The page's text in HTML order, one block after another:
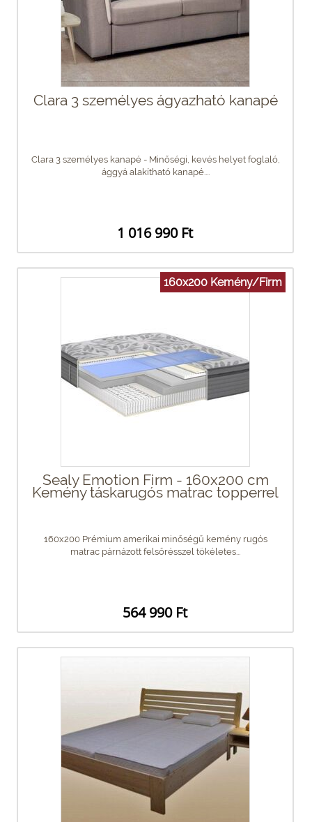
Clara 3 személyes ágyazható kanapé
Clara 3 személyes kanapé - Minőségi, kevés helyet foglaló,
ággyá alakítható kanapé....
1 016 990 Ft
160x200 Kemény/Firm
Sealy Emotion Firm - 160x200 cm
Kemény táskarugós matrac topperrel
160x200 Prémium amerikai minőségű kemény rugós
matrac párnázott felsőrésszel tökéletes...
564 990 Ft